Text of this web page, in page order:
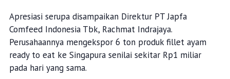
Apresiasi serupa disampaikan Direktur PT Japfa
Comfeed Indonesia Tbk, Rachmat Indrajaya.
Perusahaannya mengekspor 6 ton produk fillet ayam
ready to eat ke Singapura senilai sekitar Rp1 miliar
pada hari yang sama.